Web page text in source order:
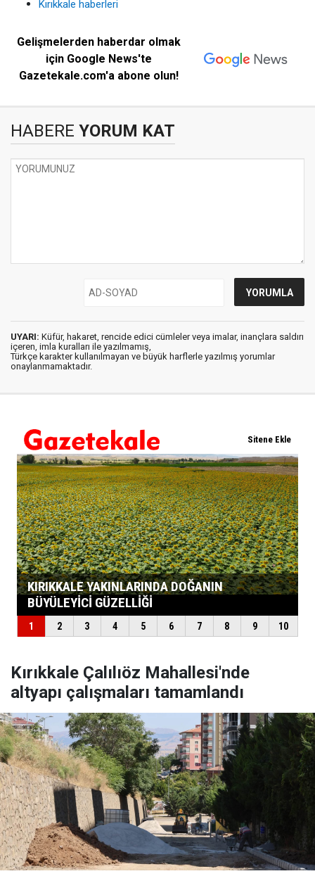
Kırıkkale haberleri
Gelişmelerden haberdar olmak
için Google News'te
Gazetekale.com'a abone olun!
HABERE YORUM KAT
UYARI: Küfür, hakaret, rencide edici cümleler veya imalar, inançlara saldırı
içeren, imla kuralları ile yazılmamış,
Türkçe karakter kullanılmayan ve büyük harflerle yazılmış yorumlar
onaylanmamaktadır.
Kırıkkale Çalılıöz Mahallesi'nde
altyapı çalışmaları tamamlandı